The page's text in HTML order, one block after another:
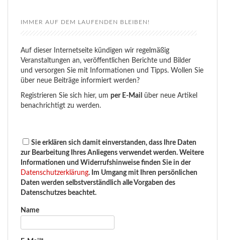
IMMER AUF DEM LAUFENDEN BLEIBEN!
Auf dieser Internetseite kündigen wir regelmäßig
Veranstaltungen an, veröffentlichen Berichte und Bilder
und versorgen Sie mit Informationen und Tipps. Wollen Sie
über neue Beiträge informiert werden?
Registrieren Sie sich hier, um per E-Mail
über neue Artikel
benachrichtigt zu werden.
Sie erklären sich damit einverstanden, dass Ihre Daten
zur Bearbeitung Ihres Anliegens verwendet werden. Weitere
Informationen und Widerrufshinweise finden Sie in der
Datenschutzerklärung. Im Umgang mit Ihren persönlichen
Daten werden selbstverständlich alle Vorgaben des
Datenschutzes beachtet.
Name